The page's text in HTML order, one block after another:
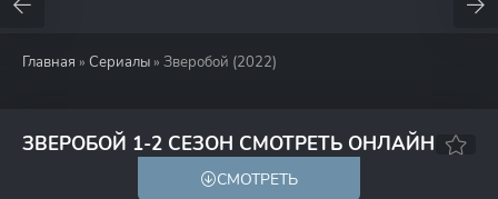
Главная » Сериалы » Зверобой (2022)
ЗВЕРОБОЙ 1-2 СЕЗОН СМОТРЕТЬ ОНЛАЙН
7.6
СМОТРЕТЬ